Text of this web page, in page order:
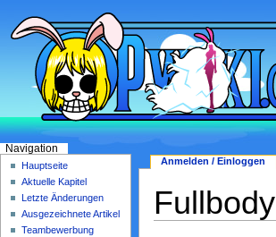
Fullbody
Anmelden / Einloggen
Navigation
Hauptseite
Aktuelle Kapitel
Letzte Änderungen
Ausgezeichnete Artikel
Teambewerbung